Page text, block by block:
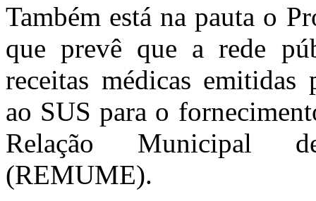
Também está na pauta o
que prevê que a rede
receitas médicas
ao SUS para o
Relação Municipal
(REMUME).